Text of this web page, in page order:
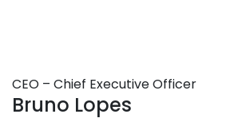
CEO – Chief Executive Officer
Bruno Lopes